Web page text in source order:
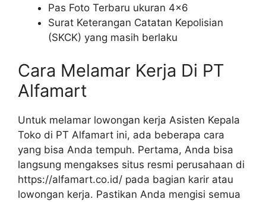
Pas Foto Terbaru ukuran 4×6
Surat Keterangan Catatan Kepolisian
(SKCK) yang masih berlaku
Cara Melamar Kerja Di PT
Alfamart
Untuk melamar lowongan kerja Asisten Kepala
Toko di PT Alfamart ini, ada beberapa cara
yang bisa Anda tempuh. Pertama, Anda bisa
langsung mengakses situs resmi perusahaan di
https://alfamart.co.id/ pada bagian karir atau
lowongan kerja. Pastikan Anda mengisi semua